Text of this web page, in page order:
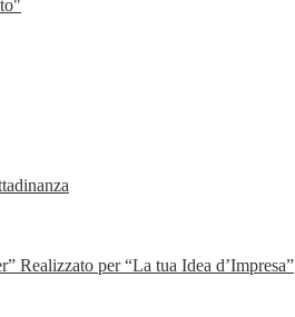
Realizzato per “La tua Idea d’Impresa”